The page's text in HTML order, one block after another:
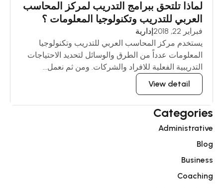
لماذا تلتحق ببرامج التدريب لمركز المحاسب
العربي للتدريب وتكنولوجيا المعلومات ؟
فبراير 22, 2018
إدارية
يستخدم مركز المحاسب العربي للتدريب وتكنولوجيا
المعلومات عدداً من الطرق والوسائل لتحديد الاحتياجات
التدريبية الفعلية للافراد والشركات. ومن ثم نعمل...
View detail
Categories
Administrative
Blog
Business
Coaching